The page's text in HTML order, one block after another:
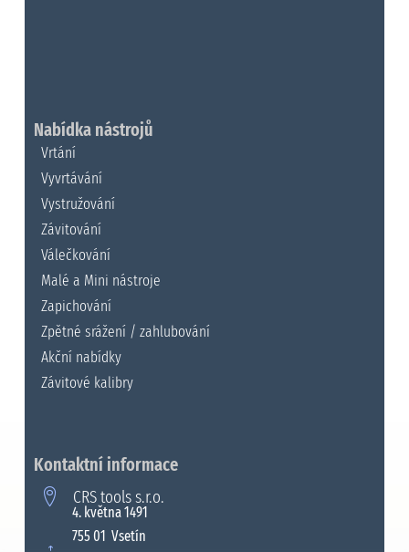
Nabídka nástrojů
Vrtání
Vyvrtávání
Vystružování
Závitování
Válečkování
Malé a Mini nástroje
Zapichování
Zpětné srážení / zahlubování
Akční nabídky
Závitové kalibry
Kontaktní informace
CRS tools s.r.o.
4. května 1491
755 01 Vsetín